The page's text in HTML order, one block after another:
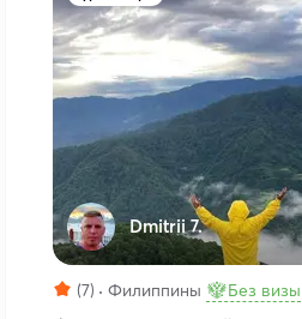
Dmitrii 7.
(7) Филиппины Без визы